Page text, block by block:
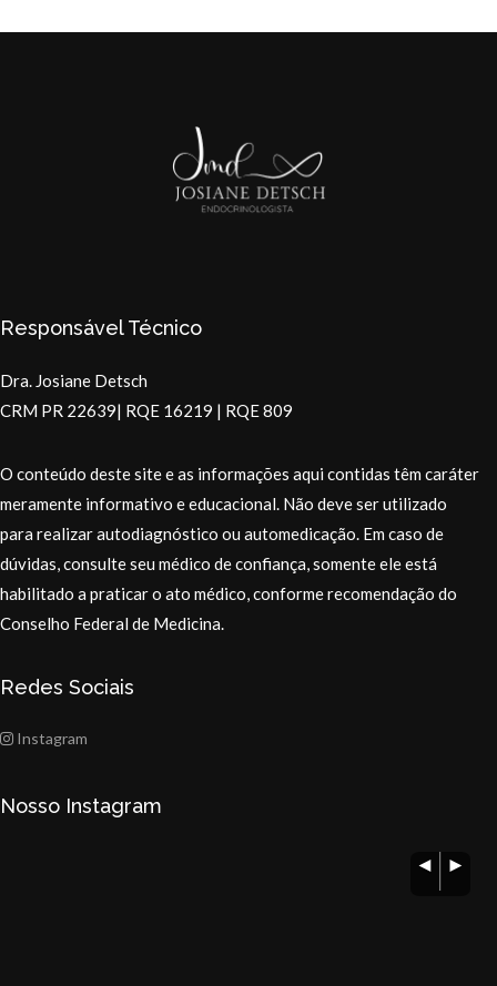
Responsável Técnico
Dra. Josiane Detsch
CRM PR 22639| RQE 16219 | RQE 809
O conteúdo deste site e as informações aqui contidas têm caráter
meramente informativo e educacional. Não deve ser utilizado
para realizar autodiagnóstico ou automedicação. Em caso de
dúvidas, consulte seu médico de confiança, somente ele está
habilitado a praticar o ato médico, conforme recomendação do
Conselho Federal de Medicina.
Redes Sociais
Instagram
Nosso Instagram